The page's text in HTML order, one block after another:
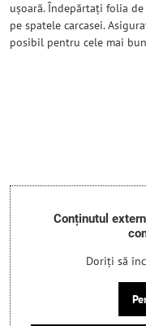
ușoară. Îndepărtați folia
pe spatele carcasei.
posibil pentru cele mai
Conținutul
Doriți să